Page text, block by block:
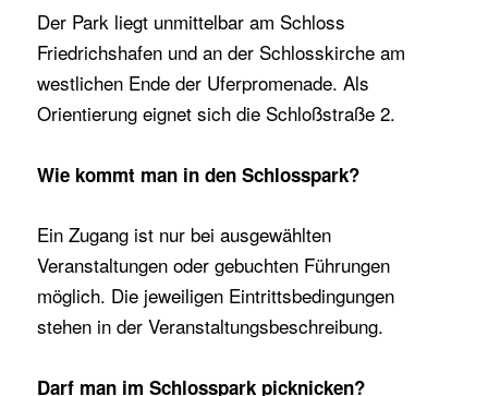
Der Park liegt unmittelbar am Schloss
Friedrichshafen und an der Schlosskirche am
westlichen Ende der Uferpromenade. Als
Orientierung eignet sich die Schloßstraße 2.
Wie kommt man in den Schlosspark?
Ein Zugang ist nur bei ausgewählten
Veranstaltungen oder gebuchten Führungen
möglich. Die jeweiligen Eintrittsbedingungen
stehen in der Veranstaltungsbeschreibung.
Darf man im Schlosspark picknicken?